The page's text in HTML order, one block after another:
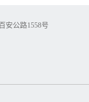
安公路1558号